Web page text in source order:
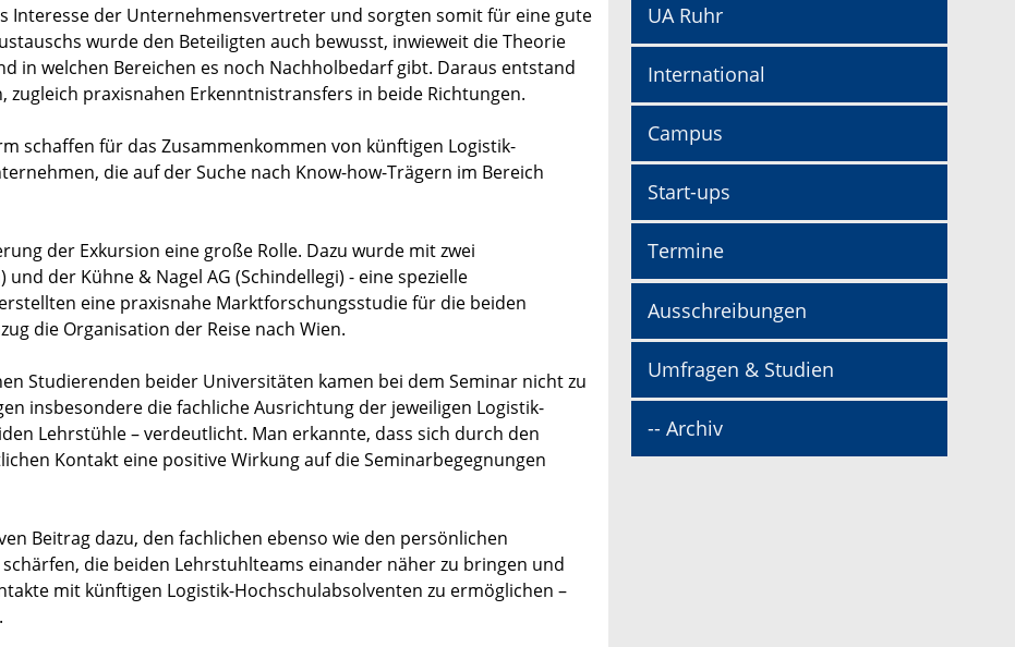
Interesse der Unternehmensvertreter und sorgten somit für eine gute
wurde den Beteiligten auch bewusst, inwieweit die Theorie
in welchen Bereichen es noch Nachholbedarf gibt. Daraus entstand
zugleich praxisnahen Erkenntnistransfers in beide Richtungen.
schaffen für das Zusammenkommen von künftigen Logistik-
die auf der Suche nach Know-how-Trägern im Bereich
der Exkursion eine große Rolle. Dazu wurde mit zwei
der Kühne & Nagel AG (Schindellegi) - eine spezielle
eine praxisnahe Marktforschungsstudie für die beiden
die Organisation der Reise nach Wien.
Studierenden beider Universitäten kamen bei dem Seminar nicht zu
insbesondere die fachliche Ausrichtung der jeweiligen Logistik-
Lehrstühle – verdeutlicht. Man erkannte, dass sich durch den
Kontakt eine positive Wirkung auf die Seminarbegegnungen
Beitrag dazu, den fachlichen ebenso wie den persönlichen
die beiden Lehrstuhlteams einander näher zu bringen und
mit künftigen Logistik-Hochschulabsolventen zu ermöglichen –
UA Ruhr
International
Campus
Start-ups
Termine
Ausschreibungen
Umfragen & Studien
-- Archiv